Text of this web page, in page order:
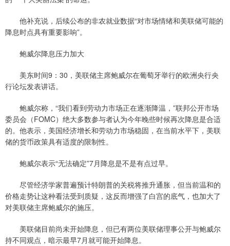
他补充说，后续公布的非农就业数据“对市场情绪和美联储可能的
降息时点具有重要影响”。
鲍威尔降息压力加大
美东时间9：30，美联储主席鲍威尔在葡萄牙举行的欧洲央行央
行论坛发表讲话。
鲍威尔称，“我们看到劳动力市场正在逐渐降温，”联邦公开市场
委员会（FOMC）绝大多数参与者认为今年晚些时候再次降息是合适
的。他表示，美国经济增长和劳动力市场稳固，在当前水平下，美联
储的货币政策具有适度的限制性。
鲍威尔表示“无法确定”7月降息是不是有点过早。
尽管经济学家普遍预计特朗普的关税将推升通胀，但当前温和的
价格走势让这种看法受到质疑，这反而增强了白宫的底气，也加大了
对美联储主席鲍威尔的施压。
美联储目前尚未开始降息，但已有两位美联储理事公开与鲍威尔
持不同观点，暗示最早7月就可能开始降息。